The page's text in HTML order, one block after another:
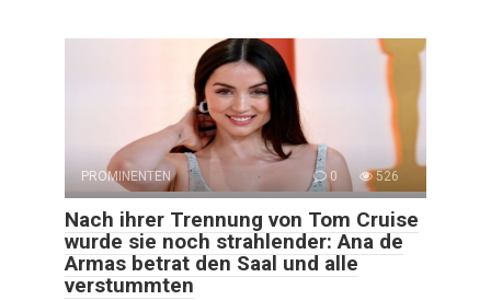
PROMINENTEN 0 526
Nach ihrer Trennung von Tom Cruise
wurde sie noch strahlender: Ana de
Armas betrat den Saal und alle
verstummten